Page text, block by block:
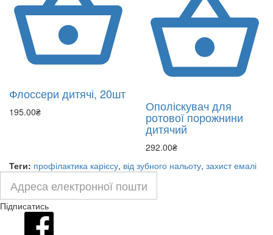
Флоссери дитячі, 20шт
195.00₴ Ополіскувач для
ротової порожнини
дитячий
292.00₴
Теги: профілактика карієсу, від зубного нальоту, захист емалі
Підписатись